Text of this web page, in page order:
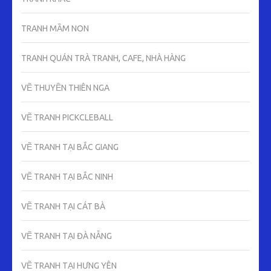
TRANH MẦM NON
TRANH QUÁN TRÀ TRANH, CAFE, NHÀ HÀNG
VẼ THUYỀN THIÊN NGA
VẼ TRANH PICKCLEBALL
VẼ TRANH TẠI BẮC GIANG
VẼ TRANH TẠI BẮC NINH
VẼ TRANH TẠI CÁT BÀ
VẼ TRANH TẠI ĐÀ NẴNG
VẼ TRANH TẠI HƯNG YÊN